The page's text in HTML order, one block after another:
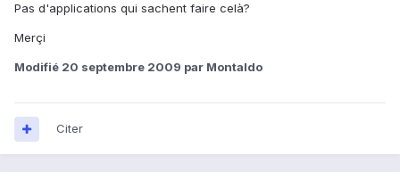
Pas d'applications qui sachent faire celà?
Merçi
Modifié 20 septembre 2009 par Montaldo
Citer